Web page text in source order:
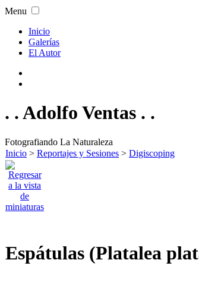
Menu
Inicio
Galerías
El Autor
. . Adolfo Ventas . .
Fotografiando La Naturaleza
Inicio > Reportajes y Sesiones > Digiscoping
Espátulas (Platalea